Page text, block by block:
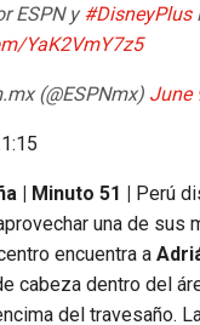
ESPN y#DisneyPlus
YaK2VmY7z5
(@ESPNmx) June
| Minuto 51 | Perú
una de sus
encuentra a
cabeza dentro del
del travesaño.